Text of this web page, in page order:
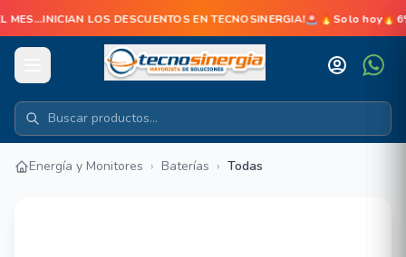
MES...INICIAN LOS DESCUENTOS EN TECNOSINERGIA!🚨🔥Solo
Energía y Monitores › Baterías › Todas